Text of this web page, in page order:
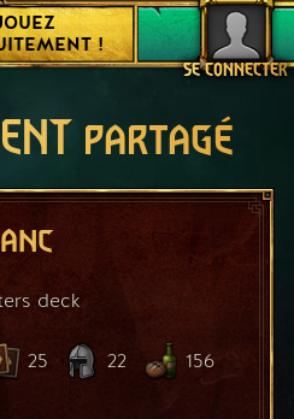
SE CONNECTER
!
partagé
deck
25 22 156